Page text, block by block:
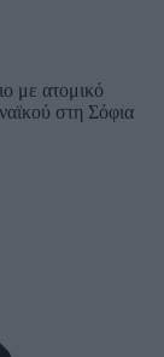
με ατομικό
στη Σόφια